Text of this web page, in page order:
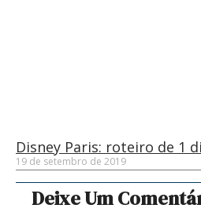
Disney Paris: roteiro de 1
19 de setembro de 2019
Deixe Um